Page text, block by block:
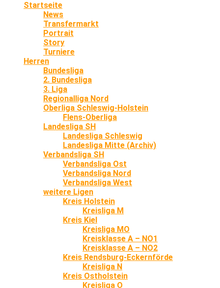
Startseite
News
Transfermarkt
Portrait
Story
Turniere
Herren
Bundesliga
2. Bundesliga
3. Liga
Regionalliga Nord
Oberliga Schleswig-Holstein
Flens-Oberliga
Landesliga SH
Landesliga Schleswig
Landesliga Mitte (Archiv)
Verbandsliga SH
Verbandsliga Ost
Verbandsliga Nord
Verbandsliga West
weitere Ligen
Kreis Holstein
Kreisliga M
Kreis Kiel
Kreisliga MO
Kreisklasse A – NO1
Kreisklasse A – NO2
Kreis Rendsburg-Eckernförde
Kreisliga N
Kreis Ostholstein
Kreisliga O